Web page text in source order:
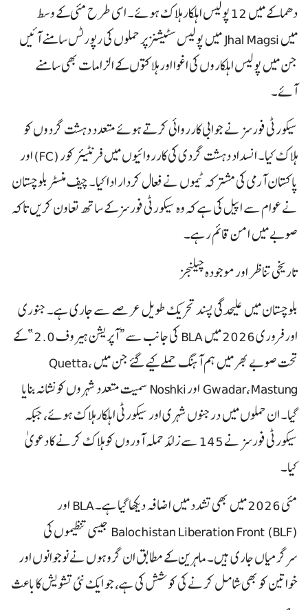
دھماکے میں 12 پولیس اہلکار ہلاک ہوئے۔ اسی طرح مئی کے وسط
میں Jhal Magsi میں پولیس سٹیشنز پر حملوں کی رپورٹس سامنے آئیں
جن میں پولیس اہلکاروں کی اغوا اور ہلاکتوں کے الزامات بھی سامنے
آئے۔
سیکورٹی فورسز نے جوابی کارروائی کرتے ہوئے متعدد دہشت گردوں کو
ہلاک کیا۔ انسداد دہشت گردی کی کارروائیوں میں فرنٹیئر کور (FC) اور
پاکستان آرمی کی مشترکہ ٹیموں نے فعال کردار ادا کیا۔ چیف منسٹر بلوچستان
نے عوام سے اپیل کی ہے کہ وہ سیکورٹی فورسز کے ساتھ تعاون کریں تاکہ
صوبے میں امن قائم رہے۔
تاریخی تناظر اور موجودہ چیلنجز
بلوچستان میں علیحدگی پسند تحریک طویل عرصے سے جاری ہے۔ جنوری
اور فروری 2026 میں BLA کی جانب سے “آپریشن ہیروف 2.0” کے
تحت صوبے بھر میں ہم آہنگ حملے کیے گئے جن میں Quetta،
Gwadar، Mastung اور Noshki سمیت متعدد شہروں کو نشانہ بنایا
گیا۔ ان حملوں میں درجنوں شہری اور سیکورٹی اہلکار ہلاک ہوئے، جبکہ
سیکورٹی فورسز نے 145 سے زائد حملہ آوروں کو ہلاک کرنے کا دعویٰ
کیا۔
مئی 2026 میں بھی تشدد میں اضافہ دیکھا گیا ہے۔ BLA اور
Balochistan Liberation Front (BLF) جیسی تنظیموں کی
سرگرمیاں جاری ہیں۔ ماہرین کے مطابق ان گروہوں نے نوجوانوں اور
خواتین کو بھی شامل کرنے کی کوشش کی ہے، جو ایک نئی تشویش کا باعث